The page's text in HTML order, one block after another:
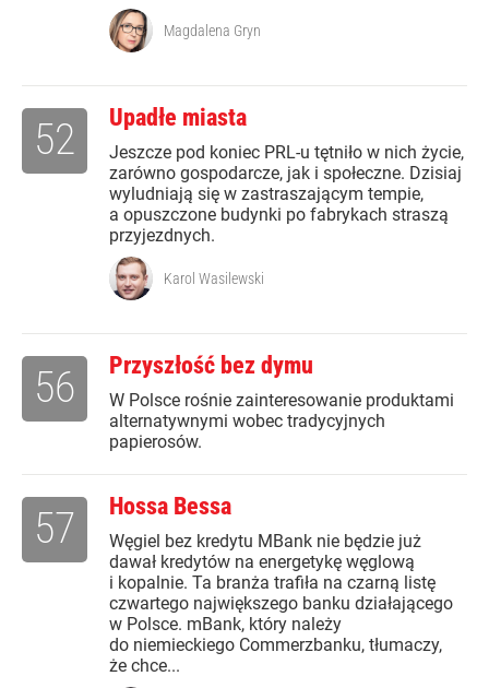
Magdalena Gryn
Upadłe miasta
Jeszcze pod koniec PRL-u tętniło w nich życie,
zarówno gospodarcze, jak i społeczne. Dzisiaj
wyludniają się w zastraszającym tempie,
a opuszczone budynki po fabrykach straszą
przyjezdnych.
52
Karol Wasilewski
Przyszłość bez dymu
W Polsce rośnie zainteresowanie produktami
alternatywnymi wobec tradycyjnych
papierosów.
56
Hossa Bessa
Węgiel bez kredytu MBank nie będzie już
dawał kredytów na energetykę węglową
i kopalnie. Ta branża trafiła na czarną listę
czwartego największego banku działającego
w Polsce. mBank, który należy
do niemieckiego Commerzbanku, tłumaczy,
że chce...
57